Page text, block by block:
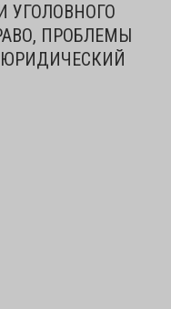
УГОЛОВНОГО
ПРОБЛЕМЫ
ЮРИДИЧЕСКИЙ